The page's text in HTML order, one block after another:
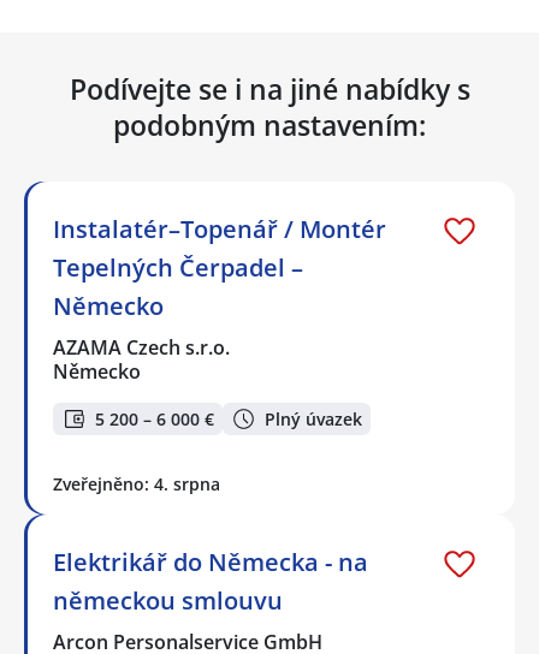
Podívejte se i na jiné nabídky s
podobným nastavením:
Instalatér–Topenář / Montér
Tepelných Čerpadel –
Německo
AZAMA Czech s.r.o.
Německo
5 200 – 6 000 € Plný úvazek
Zveřejněno: 4. srpna
Elektrikář do Německa - na
německou smlouvu
Arcon Personalservice GmbH